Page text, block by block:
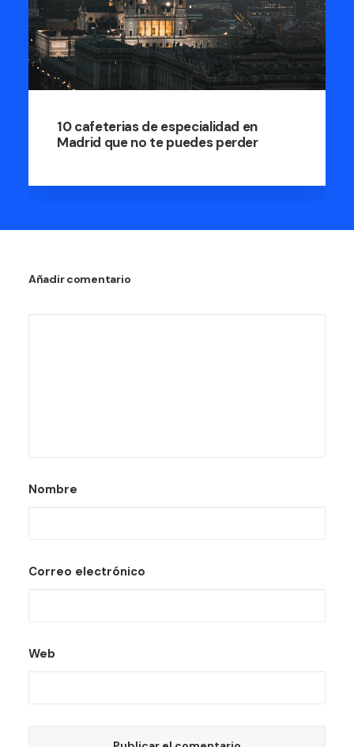
10 cafeterias de especialidad en
Madrid que no te puedes perder
Añadir comentario
Nombre
Correo electrónico
Web